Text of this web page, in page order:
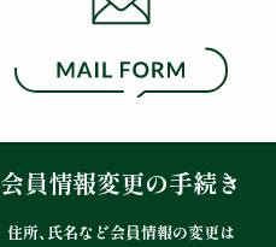
会員情報変更の手続き
住所、氏名など会員情報の変更は